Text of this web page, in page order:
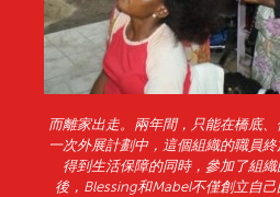
而離家出走。兩年間，只能在橋底
一次外展計劃中，這個組織的職員
得到生活保障的同時，參加了組
後，Blessing和Mabel不僅創立自